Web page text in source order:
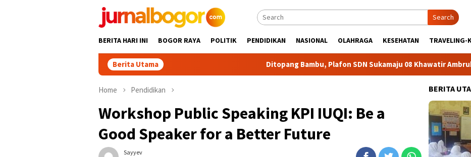
Search
BERITA HARI INI BOGOR RAYA POLITIK PENDIDIKAN NASIONAL OLAHRAGA KESEHATAN TRAVELING-
Berita Utama Ditopang Bambu, Plafon SDN Sukamaju 08 Khawatir Ambruk
Home Pendidikan
Workshop Public Speaking KPI IUQI: Be a
Good Speaker for a Better Future
Sayyev
BERITA